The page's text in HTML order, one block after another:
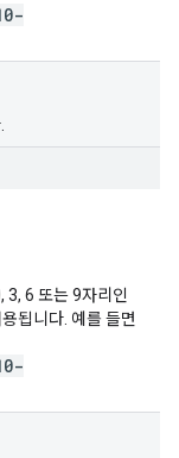
3, 6 또는 9자리인
됩니다. 예를 들면